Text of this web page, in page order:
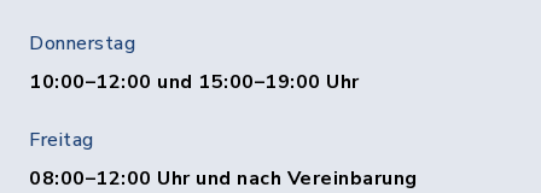
Donnerstag
10:00–12:00 und 15:00–19:00 Uhr
Freitag
08:00–12:00 Uhr und nach Vereinbarung